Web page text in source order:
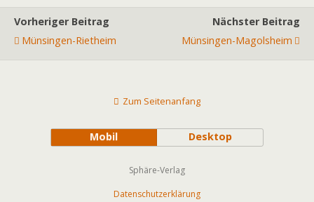
Vorheriger Beitrag
Münsingen-Rietheim
Nächster Beitrag
Münsingen-Magolsheim
Zum Seitenanfang
Mobil Desktop
Sphäre-Verlag
Datenschutzerklärung